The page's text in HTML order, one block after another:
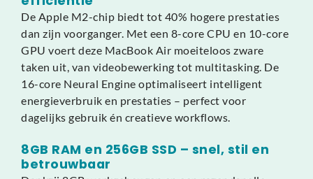
De Apple M2-chip biedt tot 40% hogere prestaties
dan zijn voorganger. Met een 8-core CPU en 10-core
GPU voert deze MacBook Air moeiteloos zware
taken uit, van videobewerking tot multitasking. De
16-core Neural Engine optimaliseert intelligent
energieverbruik en prestaties – perfect voor
dagelijks gebruik én creatieve workflows.
8GB RAM en 256GB SSD – snel, stil en
betrouwbaar